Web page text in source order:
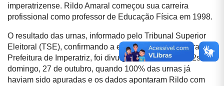
imperatrizense. Rildo Amaral começou sua carreira
profissional como professor de Educação Física em 1998.
O resultado das urnas, informado pelo Tribunal Superior
Eleitoral (TSE), confirmando a eleição de Rildo Amaral à
Prefeitura de Imperatriz, foi divulgado às 17h38min52s de
domingo, 27 de outubro, quando 100% das urnas já
haviam sido apuradas e os dados apontaram Rildo com